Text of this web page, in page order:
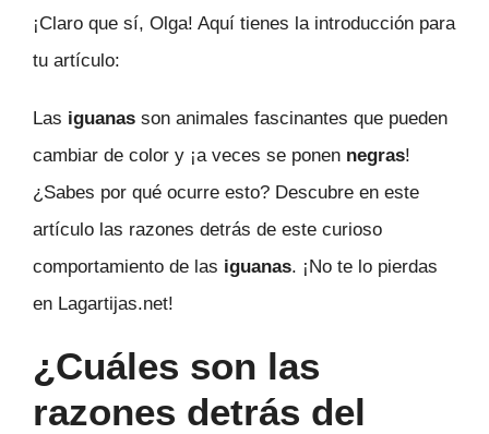
¡Claro que sí, Olga! Aquí tienes la introducción para
tu artículo:
Las iguanas son animales fascinantes que pueden
cambiar de color y ¡a veces se ponen negras!
¿Sabes por qué ocurre esto? Descubre en este
artículo las razones detrás de este curioso
comportamiento de las iguanas. ¡No te lo pierdas
en Lagartijas.net!
¿Cuáles son las
razones detrás del